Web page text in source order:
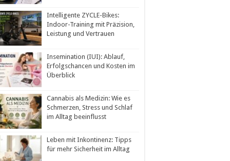
Intelligente ZYCLE-Bikes:
Indoor-Training mit Präzision,
Leistung und Vertrauen
Insemination (IUI): Ablauf,
Erfolgschancen und Kosten im
Überblick
Cannabis als Medizin: Wie es
Schmerzen, Stress und Schlaf
im Alltag beeinflusst
Leben mit Inkontinenz: Tipps
für mehr Sicherheit im Alltag